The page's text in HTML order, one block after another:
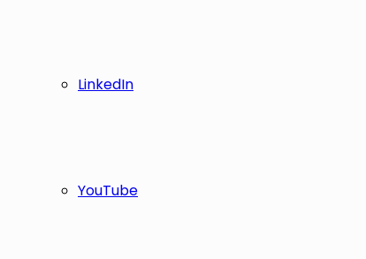
LinkedIn
YouTube